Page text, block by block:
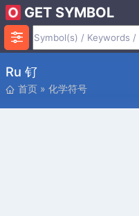
GET SYMBOL
Ru 钌
首页 » 化学符号